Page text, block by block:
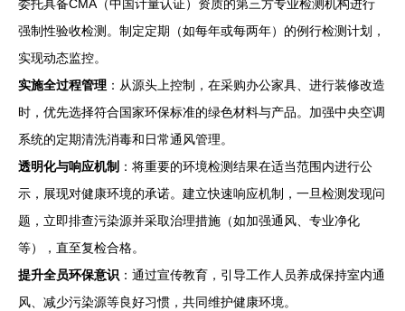
委托具备CMA（中国计量认证）资质的第三方专业检测机构进行
强制性验收检测。制定定期（如每年或每两年）的例行检测计划，
实现动态监控。
实施全过程管理 ：从源头上控制，在采购办公家具、进行装修改造
时，优先选择符合国家环保标准的绿色材料与产品。加强中央空调
系统的定期清洗消毒和日常通风管理。
透明化与响应机制 ：将重要的环境检测结果在适当范围内进行公
示，展现对健康环境的承诺。建立快速响应机制，一旦检测发现问
题，立即排查污染源并采取治理措施（如加强通风、专业净化
等），直至复检合格。
提升全员环保意识 ：通过宣传教育，引导工作人员养成保持室内通
风、减少污染源等良好习惯，共同维护健康环境。